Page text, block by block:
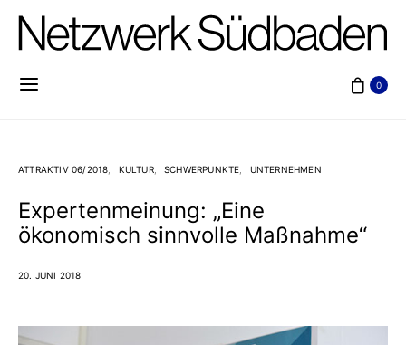
0
ATTRAKTIV 06/2018 KULTUR SCHWERPUNKTE UNTERNEHMEN
Expertenmeinung: „Eine
ökonomisch sinnvolle Maßnahme“
20. JUNI 2018